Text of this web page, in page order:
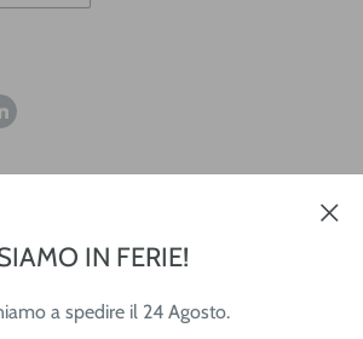
IN FERIE!
a spedire il 24 Agosto.